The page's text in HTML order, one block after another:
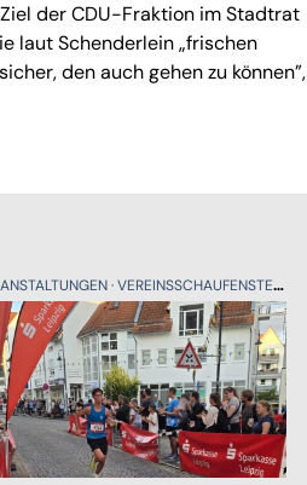
der CDU-Fraktion im Stadtrat
laut Schenderlein „frischen
den auch gehen zu können”,
VEREINSSCHAUFENSTER